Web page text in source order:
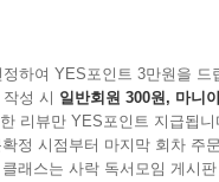
음껏 사는 것이다. 영원
영어로는 Adultery. 한국
려의 목소리를 낳았다.
프랑스, 이탈리아, 폴란
하여 YES포인트 3만원을 드
성 시 일반회원 300원, 마니
리뷰만 YES포인트 지급됩니
정 시점부터 마지막 회차 주
래스는 사락 독서모임 게시